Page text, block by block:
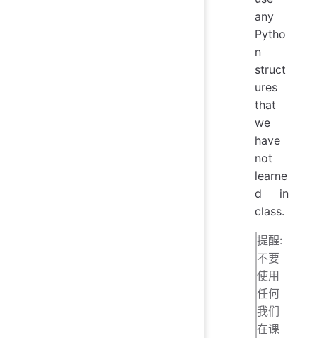
any
Pytho
n
struct
ures
that
we
have
not
learne
d in
class.
提醒:
不要
使用
任何
我们
在课